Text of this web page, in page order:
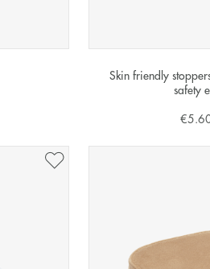
Skin friendly
safety
€